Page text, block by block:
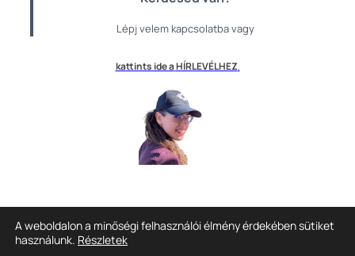
Lépj velem kapcsolatba vagy
kattints ide aHÍRLEVÉLHEZ.
Az oldal nem a Mosaic Galaxy és a Novalus Prime hivatalos
A weboldalon a minőségi felhasználói élmény érdekében sütiket
használunk. Részletek